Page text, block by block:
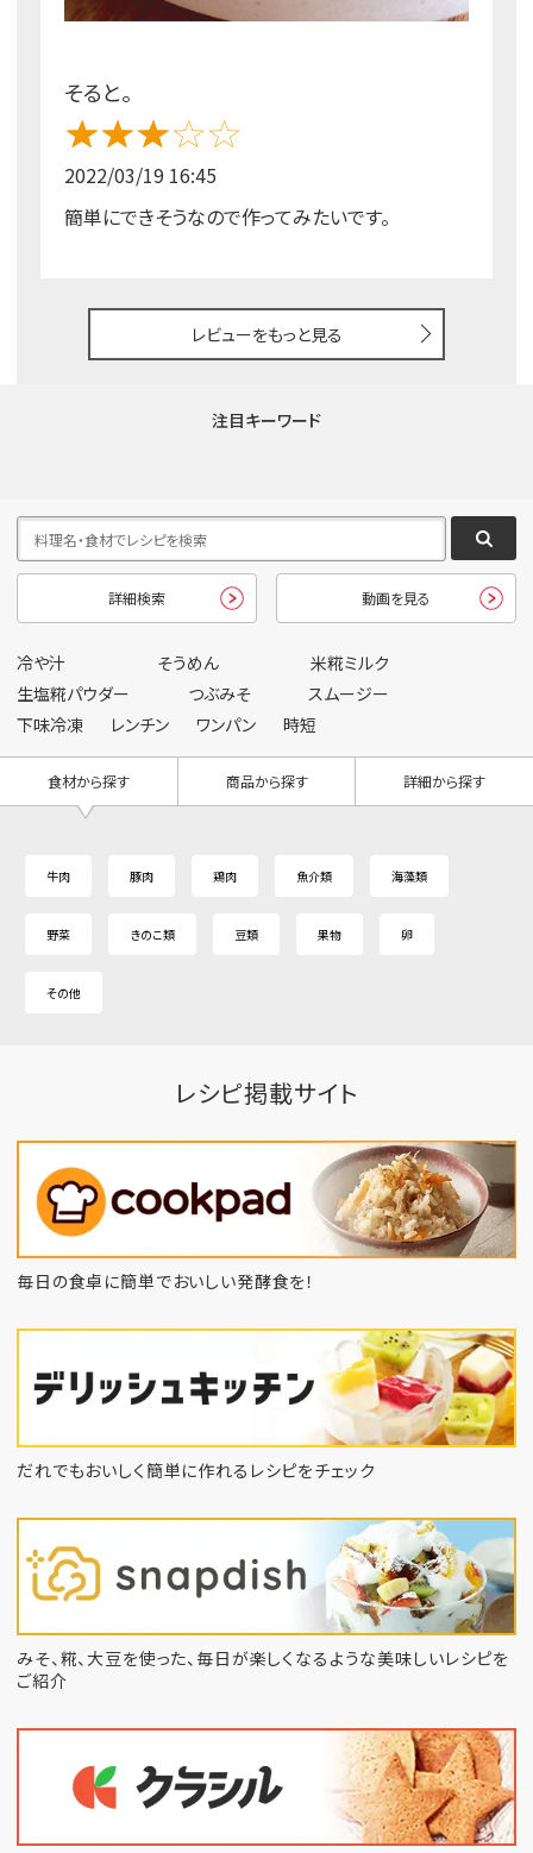
そると。
2022/03/19 16:45
簡単にできそうなので作ってみたいです。
レビューをもっと見る
注目キーワード
詳細検索 動画を見る
冷や汁 そうめん
米糀ミルク
生塩糀パウダー
つぶみそ
スムージー
下味冷凍
レンチン ワンパン 時短
食材から探す 商品から探す 詳細から探す
牛肉 豚肉 鶏肉 魚介類 海藻類
野菜 きのこ類 豆類 果物 卵
その他
レシピ掲載サイト
毎日の食卓に簡単でおいしい発酵食を！
だれでもおいしく簡単に作れるレシピをチェック
みそ、糀、大豆を使った、毎日が楽しくなるような美味しいレシピを
ご紹介